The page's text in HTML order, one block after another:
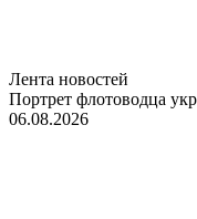
Лента новостей
Портрет флотоводца
06.08.2026